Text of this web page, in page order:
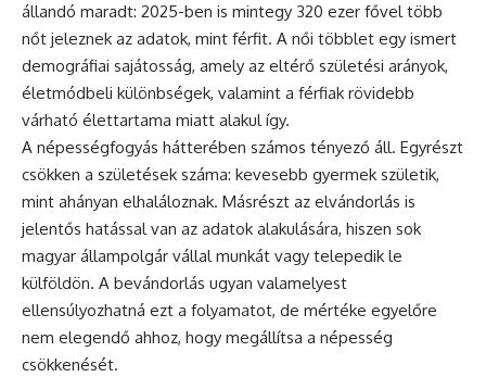
állandó maradt: 2025-ben is mintegy 320 ezer fővel több
nőt jeleznek az adatok, mint férfit. A női többlet egy ismert
demográfiai sajátosság, amely az eltérő születési arányok,
életmódbeli különbségek, valamint a férfiak rövidebb
várható élettartama miatt alakul így.
A népességfogyás hátterében számos tényező áll. Egyrészt
csökken a születések száma: kevesebb gyermek születik,
mint ahányan elhaláloznak. Másrészt az elvándorlás is
jelentős hatással van az adatok alakulására, hiszen sok
magyar állampolgár vállal munkát vagy telepedik le
külföldön. A bevándorlás ugyan valamelyest
ellensúlyozhatná ezt a folyamatot, de mértéke egyelőre
nem elegendő ahhoz, hogy megállítsa a népesség
csökkenését.